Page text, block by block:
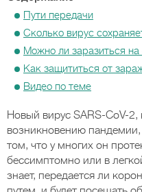
Пути передачи
Сколько вирус
Можно ли заразиться
Как защититься от
Видео по теме
Новый вирус SARS-CoV-
возникновению
том, что у многих он
бессимптомно или в
знает, передается ли